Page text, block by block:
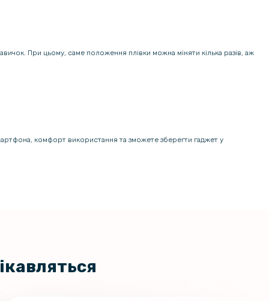
При цьому, саме положення плівки можна міняти кілька разів, аж
комфорт використання та зможете зберегти гаджет у